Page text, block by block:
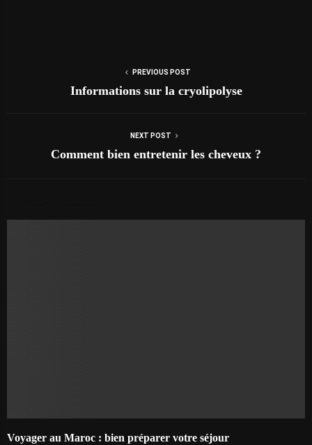
PREVIOUS POST
Informations sur la cryolipolyse
NEXT POST
Comment bien entretenir les cheveux ?
Voyager au Maroc : bien préparer votre séjour